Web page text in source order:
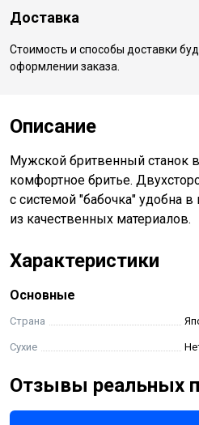
Доставка
Стоимость и способы доставки
оформлении заказа.
Описание
Мужской бритвенный станок
комфортное бритье.
с системой "бабочка" удобна
из качественных материалов.
Характеристики
Основные
Страна
Сухие
Отзывы реальных